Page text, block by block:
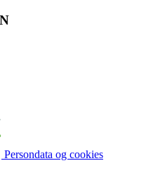
Persondata og cookies